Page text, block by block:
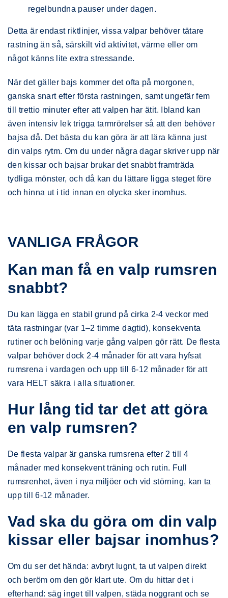
regelbundna pauser under dagen.
Detta är endast riktlinjer, vissa valpar behöver tätare
rastning än så, särskilt vid aktivitet, värme eller om
något känns lite extra stressande.
När det gäller bajs kommer det ofta på morgonen,
ganska snart efter första rastningen, samt ungefär fem
till trettio minuter efter att valpen har ätit. Ibland kan
även intensiv lek trigga tarmrörelser så att den behöver
bajsa då. Det bästa du kan göra är att lära känna just
din valps rytm. Om du under några dagar skriver upp när
den kissar och bajsar brukar det snabbt framträda
tydliga mönster, och då kan du lättare ligga steget före
och hinna ut i tid innan en olycka sker inomhus.
VANLIGA FRÅGOR
Kan man få en valp rumsren
snabbt?
Du kan lägga en stabil grund på cirka 2-4 veckor med
täta rastningar (var 1–2 timme dagtid), konsekventa
rutiner och belöning varje gång valpen gör rätt. De flesta
valpar behöver dock 2-4 månader för att vara hyfsat
rumsrena i vardagen och upp till 6-12 månader för att
vara HELT säkra i alla situationer.
Hur lång tid tar det att göra
en valp rumsren?
De flesta valpar är ganska rumsrena efter 2 till 4
månader med konsekvent träning och rutin. Full
rumsrenhet, även i nya miljöer och vid störning, kan ta
upp till 6-12 månader.
Vad ska du göra om din valp
kissar eller bajsar inomhus?
Om du ser det hända: avbryt lugnt, ta ut valpen direkt
och beröm om den gör klart ute. Om du hittar det i
efterhand: säg inget till valpen, städa noggrant och se